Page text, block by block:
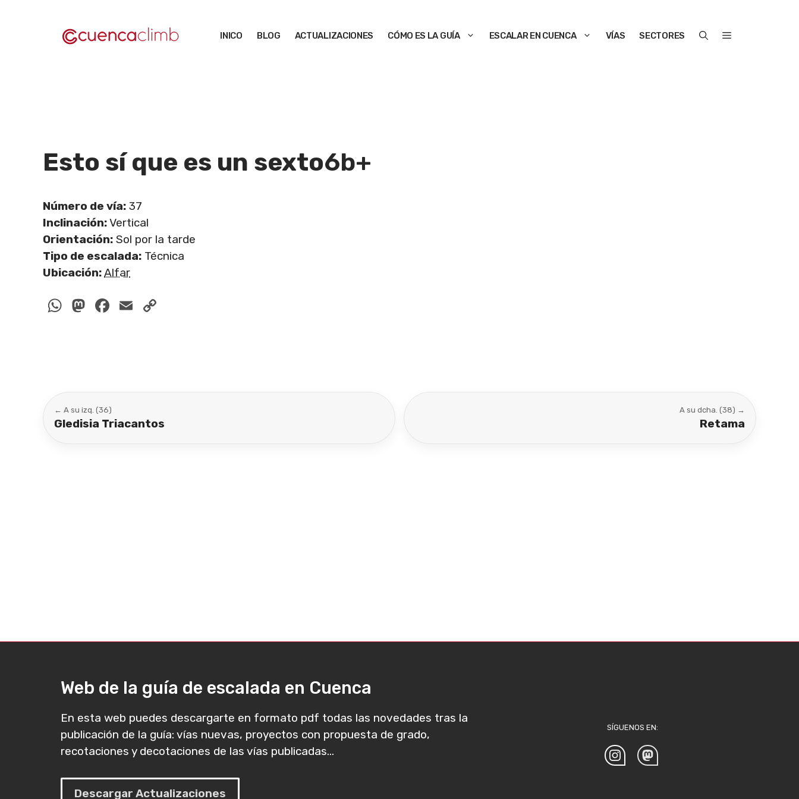
INICO BLOG ACTUALIZACIONES CÓMO ES LA GUÍA ESCALAR EN CUENCA VÍAS SECTORES
Esto sí que es un sexto6b+
Número de vía: 37
Inclinación:Vertical
Orientación: Sol por la tarde
Tipo de escalada: Técnica
Ubicación:Alfar
WhatsApp
Mastodon
Facebook
Email
← A su izq. (36)
Gledisia Triacantos
A su dcha. (38) →
Retama
Web de la guía de escalada en Cuenca
En esta web puedes descargarte en formato pdf todas las novedades tras la
publicación de la guía: vías nuevas, proyectos con propuesta de grado,
recotaciones y decotaciones de las vías publicadas...
Descargar Actualizaciones
SÍGUENOS EN: